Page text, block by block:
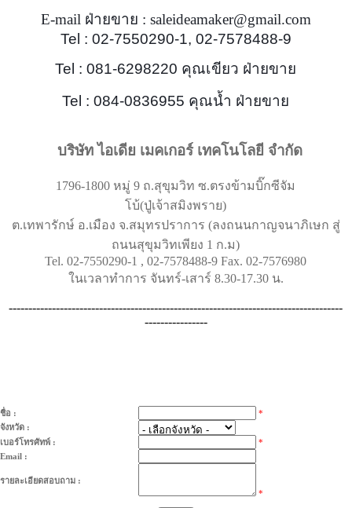
E-mail ฝ่ายขาย : saleideamaker@gmail.com
Tel : 02-7550290-1, 02-7578488-9
Tel : 081-6298220 คุณเขียว ฝ่ายขาย
Tel : 084-0836955 คุณน้ำ ฝ่ายขาย
บริษัท ไอเดีย เมคเกอร์ เทคโนโลยี จำกัด
1796-1800 หมู่ 9 ถ.สุขุมวิท ซ.ตรงข้ามบิ๊กซีจัม
โบ้(ปู่เจ้าสมิงพราย)
ต.เทพารักษ์ อ.เมือง จ.สมุทรปราการ (ลงถนนกาญจนาภิเษก สู่
ถนนสุขุมวิทเพียง 1 ก.ม)
Tel. 02-7550290-1 , 02-7578488-9 Fax. 02-7576980
ในเวลาทำการ จันทร์-เสาร์ 8.30-17.30 น.
-------------------------------------------------------------------------------------
----------------
ชื่อ :
*
จังหวัด :
เบอร์โทรศัทพ์ :
*
Email :
รายละเอียดสอบถาม :
*